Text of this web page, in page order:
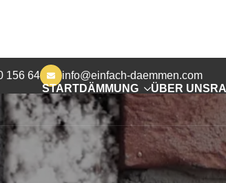
STARTDÄMMUNG ÜBER UNS